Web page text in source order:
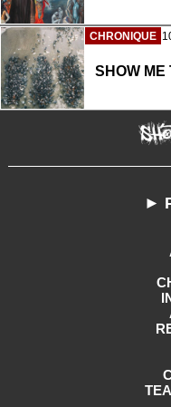
CHRONIQUE
SHOW
►